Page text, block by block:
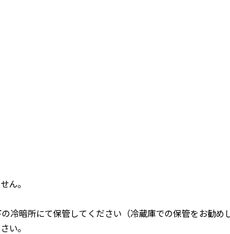
ん。
暗所にて保管してください（冷蔵庫での保管をお勧め
い。